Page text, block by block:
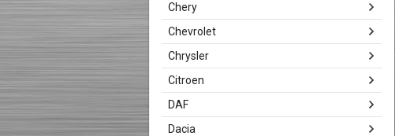
Chery
Chevrolet
Chrysler
Citroen
DAF
Dacia